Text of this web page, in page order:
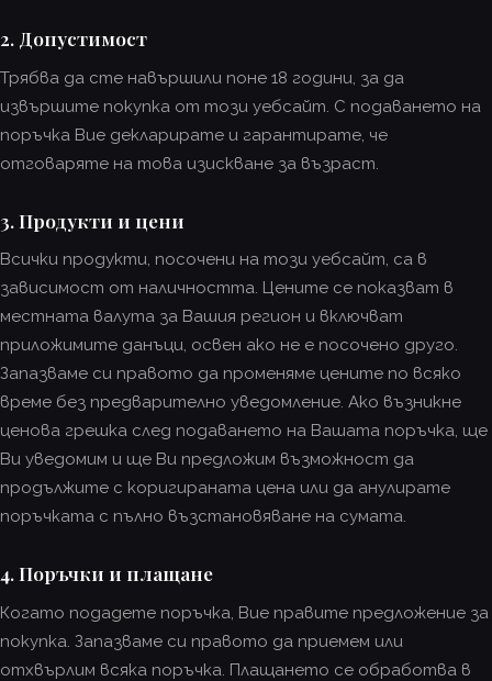
2. Допустимост
Трябва да сте навършили поне 18 години, за да
извършите покупка от този уебсайт. С подаването на
поръчка Вие декларирате и гарантирате, че
отговаряте на това изискване за възраст.
3. Продукти и цени
Всички продукти, посочени на този уебсайт, са в
зависимост от наличността. Цените се показват в
местната валута за Вашия регион и включват
приложимите данъци, освен ако не е посочено друго.
Запазваме си правото да променяме цените по всяко
време без предварително уведомление. Ако възникне
ценова грешка след подаването на Вашата поръчка, ще
Ви уведомим и ще Ви предложим възможност да
продължите с коригираната цена или да анулирате
поръчката с пълно възстановяване на сумата.
4. Поръчки и плащане
Когато подадете поръчка, Вие правите предложение за
покупка. Запазваме си правото да приемем или
отхвърлим всяка поръчка. Плащането се обработва в